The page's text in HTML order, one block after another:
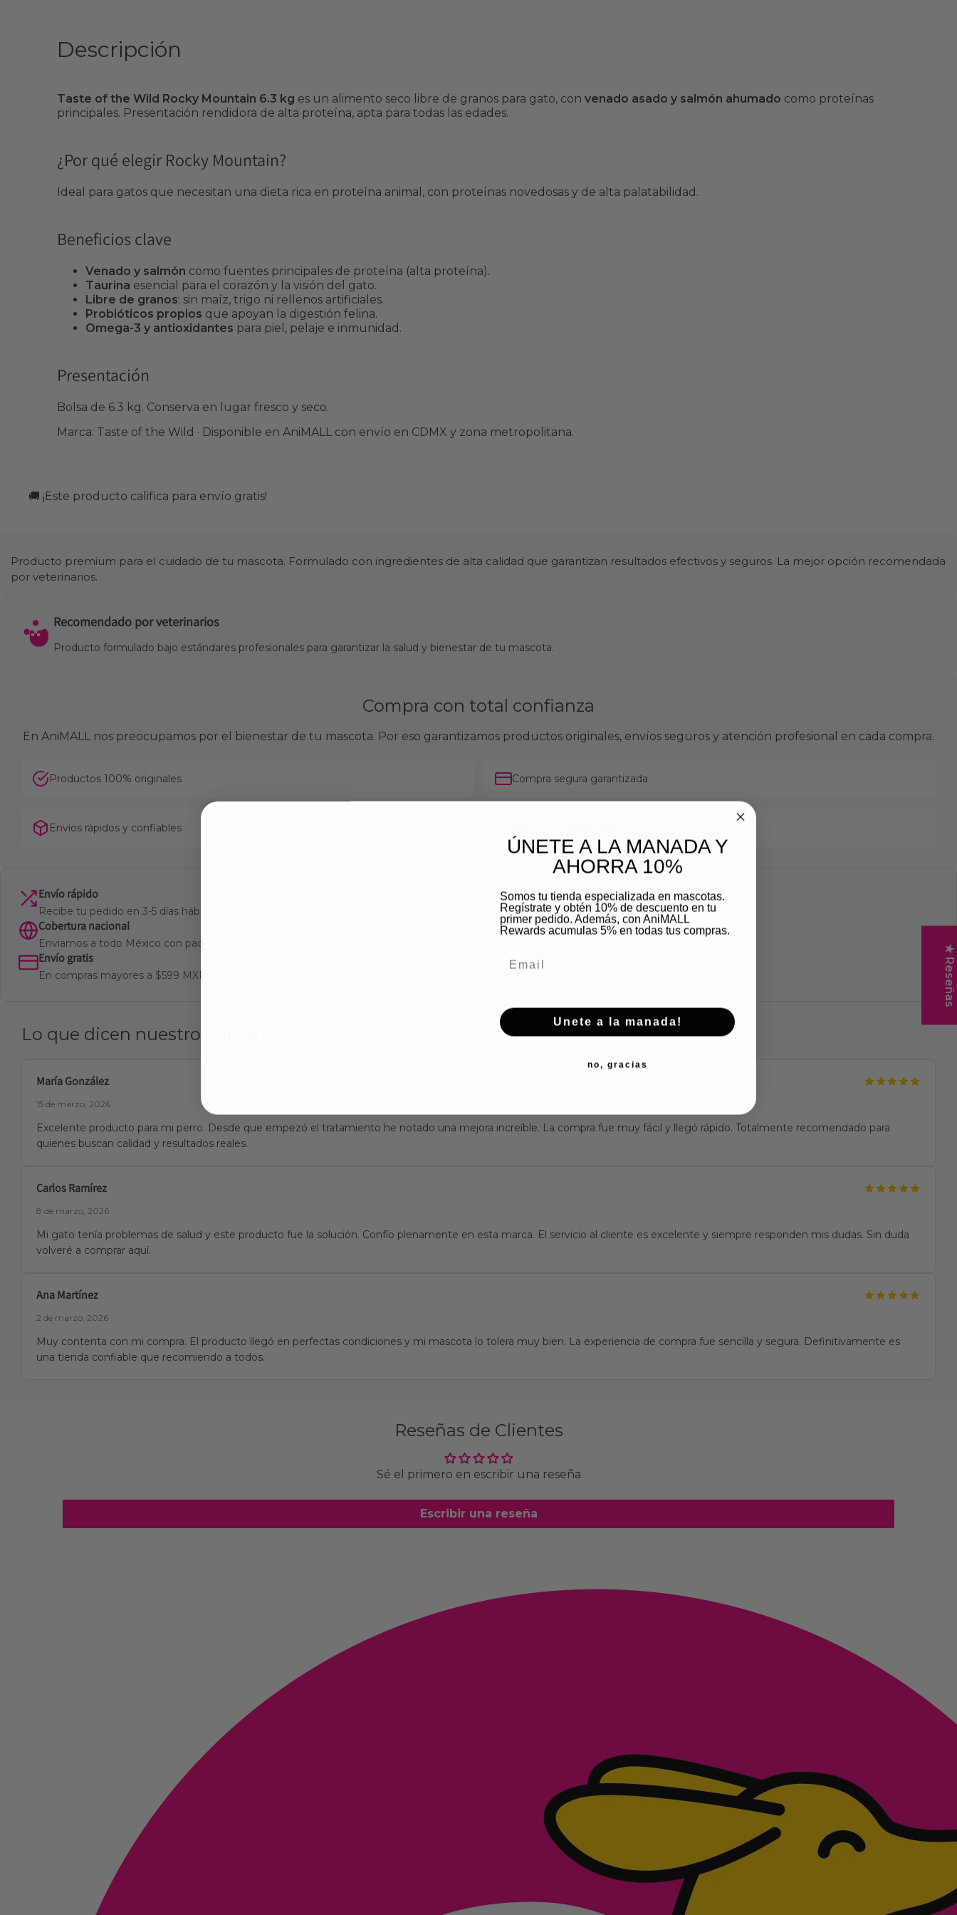
Descripción
Taste of the Wild Rocky Mountain 6.3 kg es un alimento seco libre de granos para gato, con venado asado y salmón ahumado como proteínas
principales. Presentación rendidora de alta proteína, apta para todas las edades.
¿Por qué elegir Rocky Mountain?
Ideal para gatos que necesitan una dieta rica en proteína animal, con proteínas novedosas y de alta palatabilidad.
Beneficios clave
Venado y salmón como fuentes principales de proteína (alta proteína).
Taurina esencial para el corazón y la visión del gato.
Libre de granos: sin maíz, trigo ni rellenos artificiales.
Probióticos propios que apoyan la digestión felina.
Omega-3 y antioxidantes para piel, pelaje e inmunidad.
Presentación
Bolsa de 6.3 kg. Conserva en lugar fresco y seco.
Marca: Taste of the Wild · Disponible en AniMALL con envío en CDMX y zona metropolitana.
🚚 ¡Este producto califica para envío gratis!
Producto premium para el cuidado de tu mascota. Formulado con ingredientes de alta calidad que garantizan resultados efectivos y seguros. La mejor opción recomendada
por veterinarios.
Recomendado por veterinarios
Producto formulado bajo estándares profesionales para garantizar la salud y bienestar de tu mascota.
Compra con total confianza
En AniMALL nos preocupamos por el bienestar de tu mascota. Por eso garantizamos productos originales, envíos seguros y atención profesional en cada compra.
Productos 100% originales Compra segura garantizada
Envíos rápidos y confiables
Envío rápido
Recibe tu pedido en 3-5 días hábiles en toda la República Mexicana
Cobertura nacional
Enviamos a todo México con paqueterías confiables y rastreo en tiempo real
Envío gratis
En compras mayores a $599 MXN el envío es totalmente gratis
Lo que dicen nuestros clientes
María González
15 de marzo, 2026
Excelente producto para mi perro. Desde que empezó el tratamiento he notado una mejora increíble. La compra fue muy fácil y llegó rápido. Totalmente recomendado para
quienes buscan calidad y resultados reales.
Carlos Ramírez
8 de marzo, 2026
Mi gato tenía problemas de salud y este producto fue la solución. Confío plenamente en esta marca. El servicio al cliente es excelente y siempre responden mis dudas. Sin duda
volveré a comprar aquí.
Ana Martínez
2 de marzo, 2026
Muy contenta con mi compra. El producto llegó en perfectas condiciones y mi mascota lo tolera muy bien. La experiencia de compra fue sencilla y segura. Definitivamente es
una tienda confiable que recomiendo a todos.
Reseñas de Clientes
Sé el primero en escribir una reseña
Escribir una reseña
★ Reseñas
ÚNETE A LA MANADA Y
AHORRA 10%
Somos tu tienda especializada en mascotas.
Regístrate y obtén 10% de descuento en tu
primer pedido. Además, con AniMALL
Rewards acumulas 5% en todas tus compras.
Unete a la manada!
no, gracias